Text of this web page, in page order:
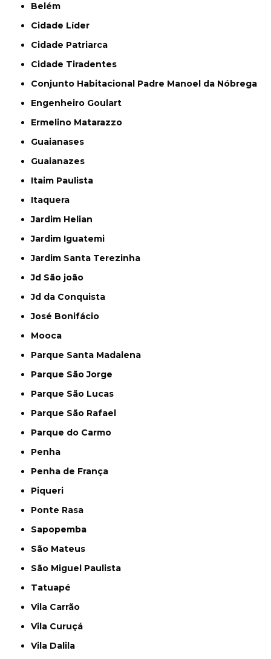
Belém
Cidade Líder
Cidade Patriarca
Cidade Tiradentes
Conjunto Habitacional Padre Manoel da Nóbrega
Engenheiro Goulart
Ermelino Matarazzo
Guaianases
Guaianazes
Itaim Paulista
Itaquera
Jardim Helian
Jardim Iguatemi
Jardim Santa Terezinha
Jd São joão
Jd da Conquista
José Bonifácio
Mooca
Parque Santa Madalena
Parque São Jorge
Parque São Lucas
Parque São Rafael
Parque do Carmo
Penha
Penha de França
Piqueri
Ponte Rasa
Sapopemba
São Mateus
São Miguel Paulista
Tatuapé
Vila Carrão
Vila Curuçá
Vila Dalila